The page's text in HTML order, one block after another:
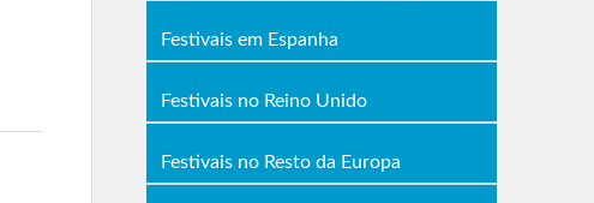
Festivais em Espanha
Festivais no Reino Unido
Festivais no Resto da Europa